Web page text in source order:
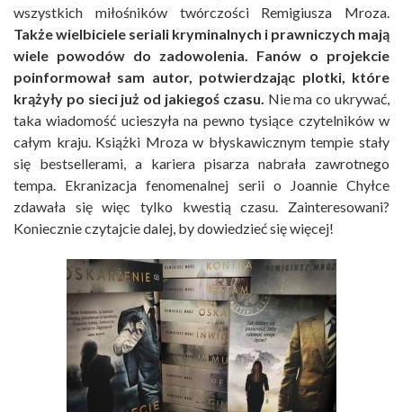
wszystkich miłośników twórczości Remigiusza Mroza.
Także wielbiciele seriali kryminalnych i prawniczych mają
wiele powodów do zadowolenia. Fanów o projekcie
poinformował sam autor, potwierdzając plotki, które
krążyły po sieci już od jakiegoś czasu. Nie ma co ukrywać,
taka wiadomość ucieszyła na pewno tysiące czytelników w
całym kraju. Książki Mroza w błyskawicznym tempie stały
się bestsellerami, a kariera pisarza nabrała zawrotnego
tempa. Ekranizacja fenomenalnej serii o Joannie Chyłce
zdawała się więc tylko kwestią czasu. Zainteresowani?
Koniecznie czytajcie dalej, by dowiedzieć się więcej!